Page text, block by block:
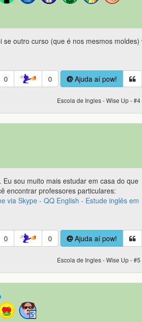
outro curso (que é nos mesmos moldes)
0 0 Ajuda aí pow!
Escola de Ingles - Wise Up - #4
sou muito mais estudar em casa do que
encontrar professores particulares:
via Skype - QQ English - Estude inglês em
0 0 Ajuda aí pow!
Escola de Ingles - Wise Up - #5